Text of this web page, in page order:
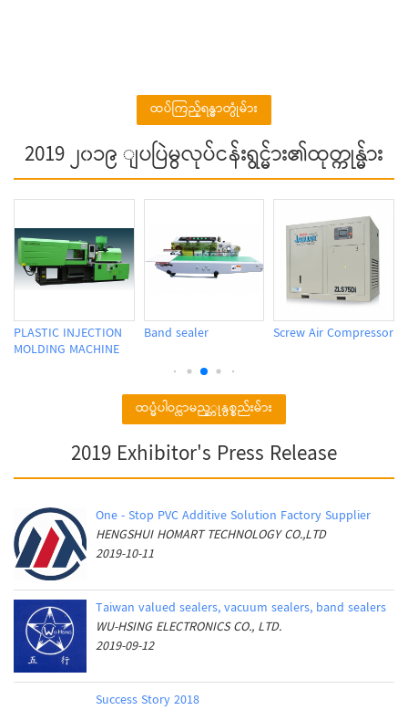
ထပ်ကြည့်ရန္ဓာတ္ပုံမ်ား
2019 ၂၀၁၉ ျပပြဲမွလုပ်ငန်းရွင္မ်ား၏ထုတ္ကုန္မ်ား
PLASTIC INJECTION
MOLDING MACHINE
Band sealer Screw Air Compressor
ထပ္မံပါဝင္လာမည့္ကုန္ပစ္စည်းမ်ား
2019 Exhibitor's Press Release
One - Stop PVC Additive Solution Factory Supplier
HENGSHUI HOMART TECHNOLOGY CO.,LTD
2019-10-11
Taiwan valued sealers, vacuum sealers, band sealers
WU-HSING ELECTRONICS CO., LTD.
2019-09-12
Success Story 2018